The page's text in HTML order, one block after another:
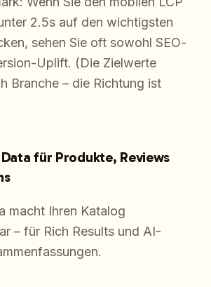
2.5s auf den wichtigsten
sehen Sie oft sowohl SEO-
Uplift. (Die Zielwerte
Branche – die Richtung ist
für Produkte, Reviews
macht Ihren Katalog
– für Rich Results und AI-